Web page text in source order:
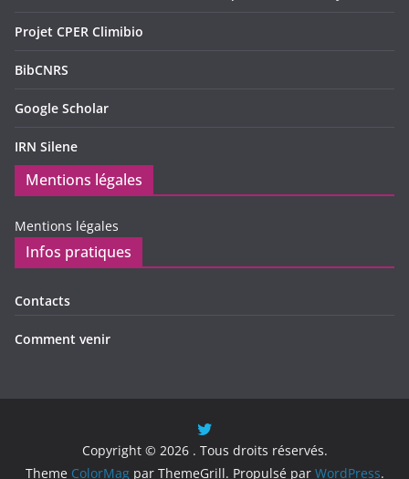
Projet CPER Climibio
BibCNRS
Google Scholar
IRN Silene
Mentions légales
Mentions légales
Infos pratiques
Contacts
Comment venir
Copyright © 2026 . Tous droits réservés.
Theme ColorMagpar ThemeGrill. Propulsé par WordPress.